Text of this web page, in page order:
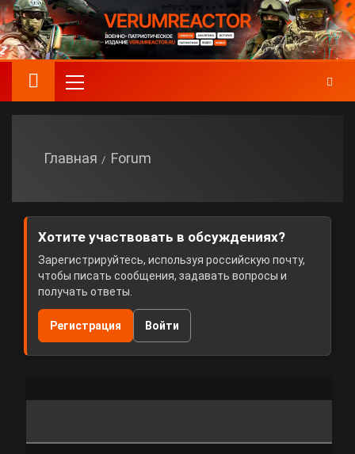
Главная Forum
Хотите участвовать в обсуждениях?
Зарегистрируйтесь, используя российскую почту,
чтобы писать сообщения, задавать вопросы и
получать ответы.
Регистрация Войти